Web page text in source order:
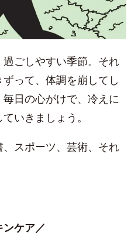
ごしやすい季節。それ
って、体調を崩してし
日の心がけで、冷えに
いきましょう。
スポーツ、芸術、それ
ケア／